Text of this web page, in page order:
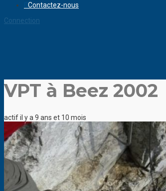
Contactez-nous
Connection
VPT à Beez 2002
actif il y a 9 ans et 10 mois